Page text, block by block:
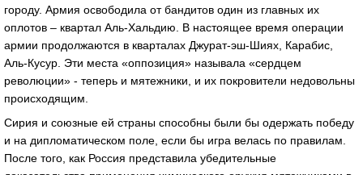
городу. Армия освободила от бандитов один из главных их
оплотов – квартал Аль-Хальдию. В настоящее время операции
армии продолжаются в кварталах Джурат-эш-Шиях, Карабис,
Аль-Кусур. Эти места «оппозиция» называла «сердцем
революции» - теперь и мятежники, и их покровители недовольны
происходящим.
Сирия и союзные ей страны способны были бы одержать победу
и на дипломатическом поле, если бы игра велась по правилам.
После того, как Россия представила убедительные